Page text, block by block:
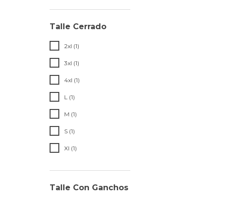
Talle Cerrado
2xl (1)
3xl (1)
4xl (1)
L (1)
M (1)
S (1)
Xl (1)
Talle Con Ganchos